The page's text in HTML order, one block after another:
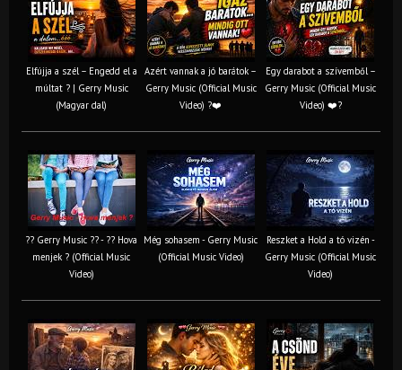
Elfújja a szél – Engedd el a
múltat ? | Gerry Music
(Magyar dal)
Azért vannak a jó barátok –
Gerry Music (Official Music
Video) ?❤️
Egy darabot a szívemből –
Gerry Music (Official Music
Video) ❤️?
?? Gerry Music ?? - ?? Hova
menjek ? (Official Music
Video)
Még sohasem - Gerry Music
(Official Music Video)
Reszket a Hold a tó vizén -
Gerry Music (Official Music
Video)